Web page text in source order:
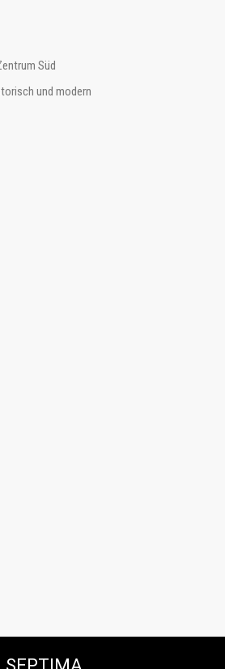
Süd
und modern